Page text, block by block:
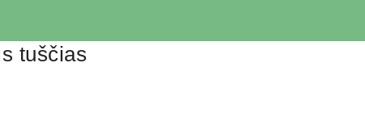
tuščias